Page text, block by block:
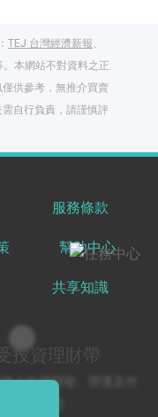
投資理財帶
TEJ 台灣經濟新報、
。本網站不對資料之正
供參考，無推介買賣
自行負責，請謹慎評
服務條款
幫助中心
共享知識
之軟體開發、營運及作
驗證
就缺這咖？股